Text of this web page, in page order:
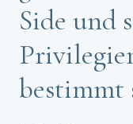
Side und
bestimmt